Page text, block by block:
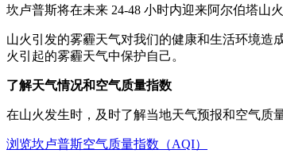
坎卢普斯将在未来 24-48 小时内迎来阿尔伯塔山
山火引发的雾霾天气对我们的健康和生活环境造
火引起的雾霾天气中保护自己。
了解天气情况和空气质量指数
在山火发生时，及时了解当地天气预报和空气质
浏览坎卢普斯空气质量指数（AQI）